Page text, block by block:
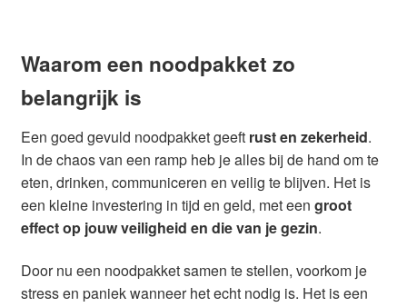
Waarom een noodpakket zo
belangrijk is
Een goed gevuld noodpakket geeft rust en zekerheid.
In de chaos van een ramp heb je alles bij de hand om te
eten, drinken, communiceren en veilig te blijven. Het is
een kleine investering in tijd en geld, met een groot
effect op jouw veiligheid en die van je gezin.
Door nu een noodpakket samen te stellen, voorkom je
stress en paniek wanneer het echt nodig is. Het is een